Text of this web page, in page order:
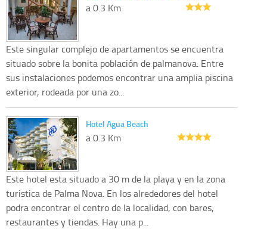
a 0.3 Km
Este singular complejo de apartamentos se encuentra
situado sobre la bonita población de palmanova. Entre
sus instalaciones podemos encontrar una amplia piscina
exterior, rodeada por una zo...
Hotel Agua Beach
a 0.3 Km
Este hotel esta situado a 30 m de la playa y en la zona
turistica de Palma Nova. En los alrededores del hotel
podra encontrar el centro de la localidad, con bares,
restaurantes y tiendas. Hay una p...